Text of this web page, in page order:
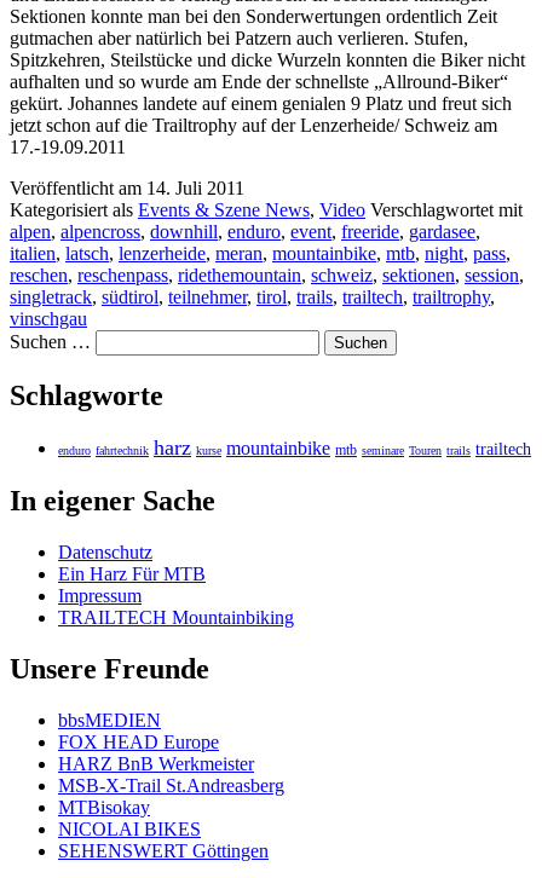
Sektionen konnte man bei den Sonderwertungen ordentlich Zeit
gutmachen aber natürlich bei Patzern auch verlieren. Stufen,
Spitzkehren, Steilstücke und dicke Wurzeln konnten die Biker nicht
aufhalten und so wurde am Ende der schnellste „Allround-Biker“
gekürt. Johannes landete auf einem genialen 9 Platz und freut sich
jetzt schon auf die Trailtrophy auf der Lenzerheide/ Schweiz am
17.-19.09.2011
Veröffentlicht am 14. Juli 2011
Kategorisiert als Events & Szene News, Video Verschlagwortet mit
alpen, alpencross, downhill, enduro, event, freeride, gardasee,
italien, latsch, lenzerheide, meran, mountainbike, mtb, night, pass,
reschen, reschenpass, ridethemountain, schweiz, sektionen, session,
singletrack, südtirol, teilnehmer, tirol, trails, trailtech, trailtrophy,
vinschgau
Suchen …
Schlagworte
enduro fahrtechnik harz kurse mountainbike mtb seminare Touren trails trailtech
In eigener Sache
Datenschutz
Ein Harz Für MTB
Impressum
TRAILTECH Mountainbiking
Unsere Freunde
bbsMEDIEN
FOX HEAD Europe
HARZ BnB Werkmeister
MSB-X-Trail St.Andreasberg
MTBisokay
NICOLAI BIKES
SEHENSWERT Göttingen